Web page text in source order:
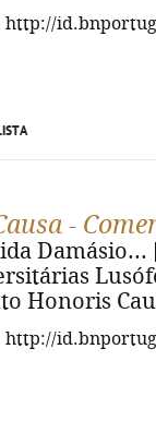
http://
-
Damásio...
Honoris
http://